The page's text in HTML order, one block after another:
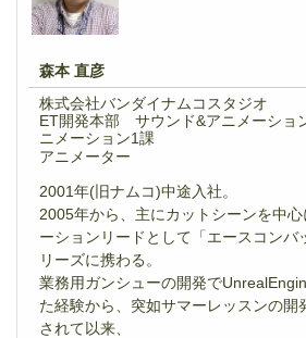
森本 直彦
株式会社バンダイナムコスタジオ
ET開発本部 サウンド&アニメーシ
ニメーション1課
アニメーター
2001年(旧ナムコ)中途入社。
2005年から、主にカットシーンを中心
ーションリードとして「エースコンバ
リーズに携わる。
業務用ガンシューの開発で
た経験から、突如サマーレッスンの開
されて以来、